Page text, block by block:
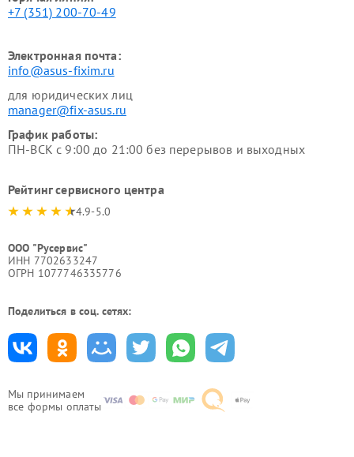
Мы принимаем
все формы оплаты
+7 (351) 200-70-49
Электронная почта:
info@asus-fixim.ru
для юридических лиц
manager@fix-asus.ru
График работы:
ПН-ВСК с 9:00 до 21:00 без перерывов и выходных
Рейтинг сервисного центра
4.9-5.0
ООО "Русервис"
ИНН 7702633247
ОГРН 1077746335776
Поделиться в соц. сетях: